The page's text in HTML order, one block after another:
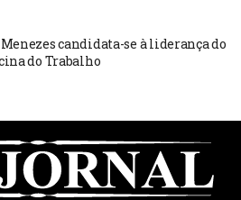
candidata-se à liderança do
do Trabalho